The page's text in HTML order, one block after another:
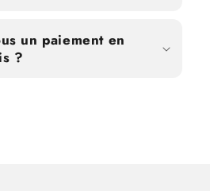
un paiement en
?